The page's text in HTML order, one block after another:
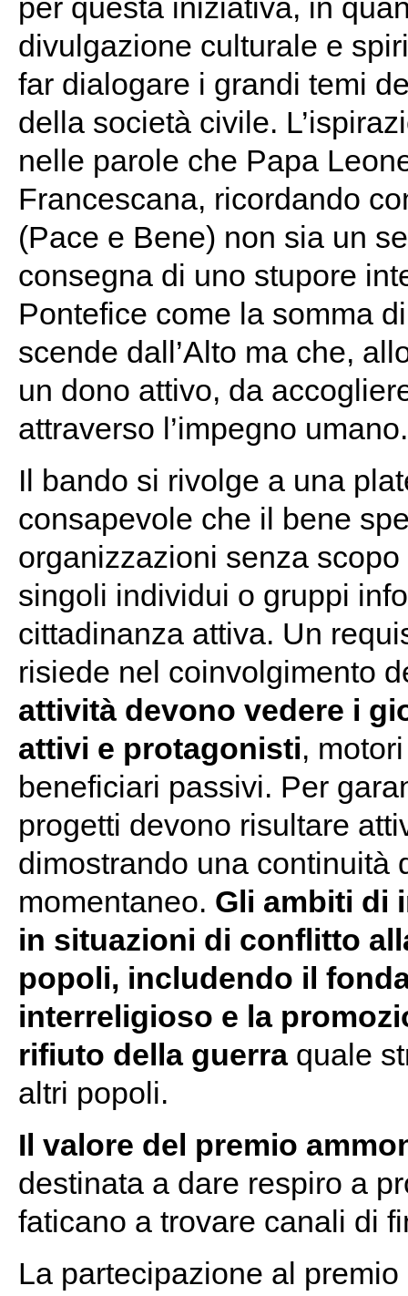
per questa iniziativa, in
divulgazione culturale e
far dialogare i grandi temi
della società civile.
nelle parole che Papa
Francescana, ricordando
(Pace e Bene) non sia un
consegna di uno stupore
Pontefice come la somma
scende dall’Alto ma che,
un dono attivo, da
attraverso l’impegno umano.
Il bando si rivolge a una
consapevole che il bene
organizzazioni senza
singoli individui o gruppi
cittadinanza attiva. Un
risiede nel coinvolgimento
attività devono vedere i
attivi e protagonisti,
beneficiari passivi. Per
progetti devono risultare
dimostrando una continuità
momentaneo. Gli ambiti di
in situazioni di conflitto
popoli, includendo il
interreligioso e la
rifiuto della guerraquale
altri popoli.
Il valore del premio
destinata a dare respiro a
faticano a trovare canali di
La partecipazione al